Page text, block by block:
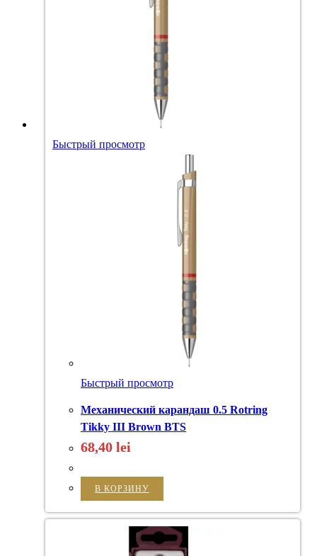
Быстрый просмотр
Быстрый просмотр
Механический карандаш 0.5 Rotring
Tikky III Brown BTS
68,40 lei
В КОРЗИНУ